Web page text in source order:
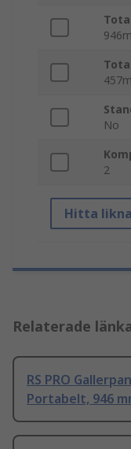
No
2
Hitta
Relaterade
RS PRO
Portabelt, 946